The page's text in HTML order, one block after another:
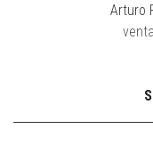
Arturo